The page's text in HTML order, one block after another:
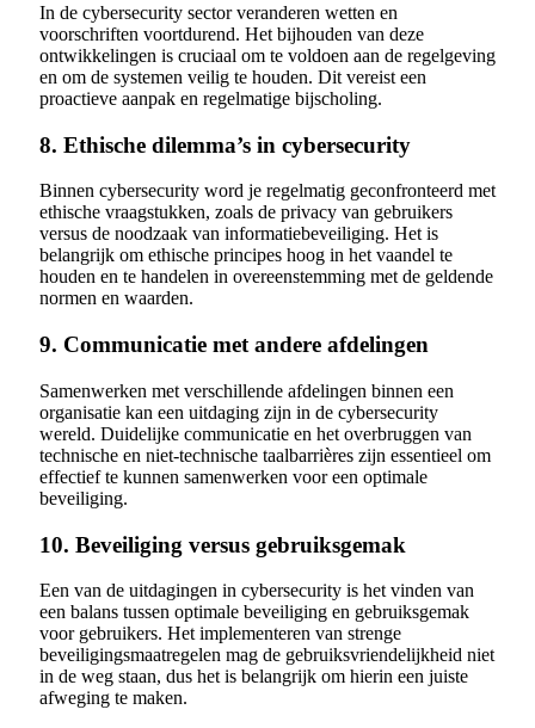
In de cybersecurity sector veranderen wetten en
voorschriften voortdurend. Het bijhouden van deze
ontwikkelingen is cruciaal om te voldoen aan de regelgeving
en om de systemen veilig te houden. Dit vereist een
proactieve aanpak en regelmatige bijscholing.
8. Ethische dilemma’s in cybersecurity
Binnen cybersecurity word je regelmatig geconfronteerd met
ethische vraagstukken, zoals de privacy van gebruikers
versus de noodzaak van informatiebeveiliging. Het is
belangrijk om ethische principes hoog in het vaandel te
houden en te handelen in overeenstemming met de geldende
normen en waarden.
9. Communicatie met andere afdelingen
Samenwerken met verschillende afdelingen binnen een
organisatie kan een uitdaging zijn in de cybersecurity
wereld. Duidelijke communicatie en het overbruggen van
technische en niet-technische taalbarrières zijn essentieel om
effectief te kunnen samenwerken voor een optimale
beveiliging.
10. Beveiliging versus gebruiksgemak
Een van de uitdagingen in cybersecurity is het vinden van
een balans tussen optimale beveiliging en gebruiksgemak
voor gebruikers. Het implementeren van strenge
beveiligingsmaatregelen mag de gebruiksvriendelijkheid niet
in de weg staan, dus het is belangrijk om hierin een juiste
afweging te maken.